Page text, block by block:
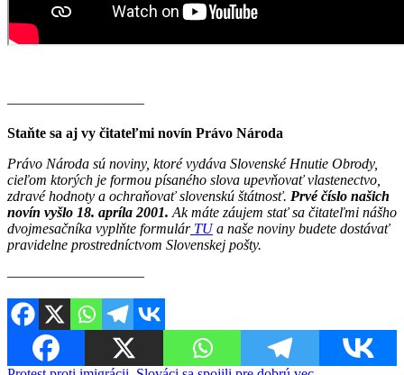
———————–——
Staňte sa aj vy čitateľmi novín Právo Národa
Právo Národa sú noviny, ktoré vydáva Slovenské Hnutie Obrody,
cieľom ktorých je formou písaného slova upevňovať vlastenectvo,
zdravé hodnoty a ochraňovať slovenskú štátnosť. Prvé číslo našich
novín vyšlo 18. apríla 2001. Ak máte záujem stať sa čitateľmi nášho
dvojmesačníka vyplňte formulárTUa naše noviny budete dostávať
pravidelne prostredníctvom Slovenskej pošty.
————————–—